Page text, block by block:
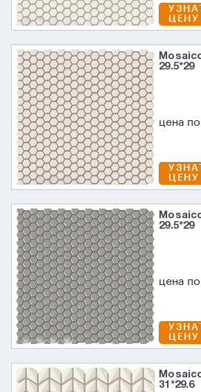
ЦЕНУ
29.5*29
цена
ЦЕНУ
29.5*29
цена
ЦЕНУ
31*29.6